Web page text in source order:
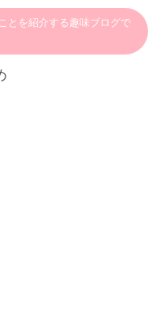
とを紹介する趣味ブログで